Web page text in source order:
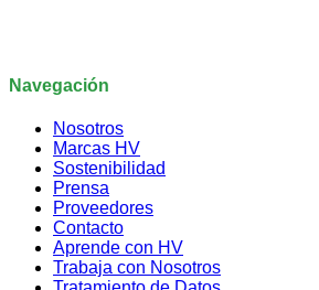
Navegación
Nosotros
Marcas HV
Sostenibilidad
Prensa
Proveedores
Contacto
Aprende con HV
Trabaja con Nosotros